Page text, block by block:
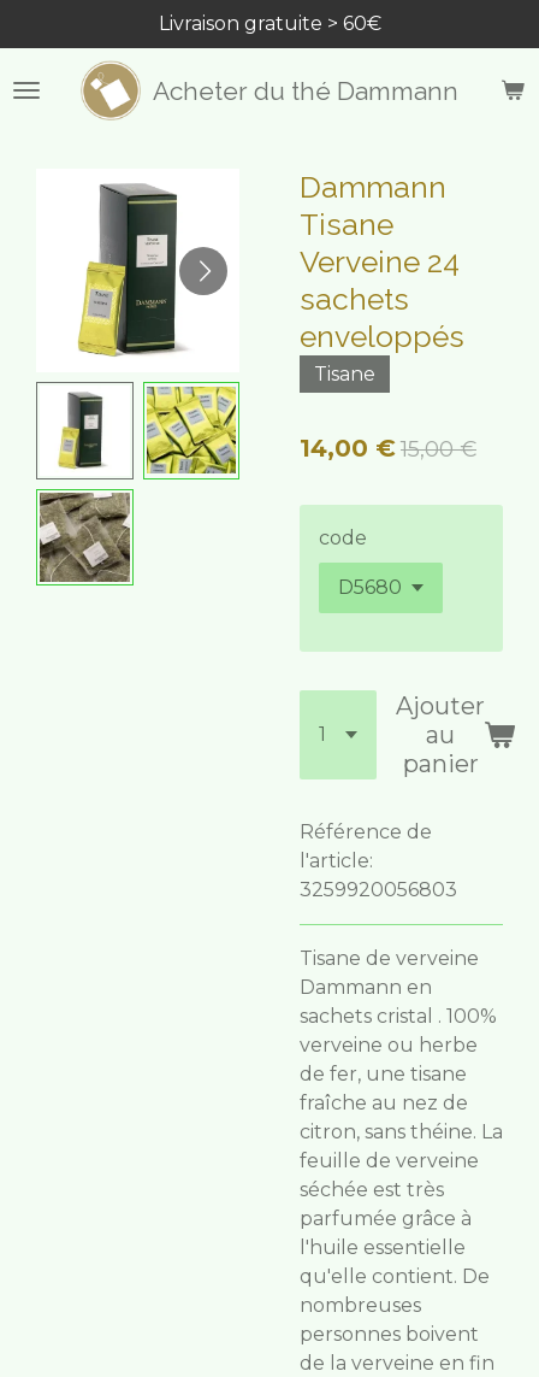
au
contenu
principal
Acheter du thé Dammann
Livraison gratuite > 60€
Dammann
Tisane
Verveine 24
sachets
enveloppés
Tisane
14,00 €15,00 €
code
Ajouter
au
panier
Référence de
l'article:
3259920056803
Tisane de verveine
Dammann en
sachets cristal . 100%
verveine ou herbe
de fer, une tisane
fraîche au nez de
citron, sans théine. La
feuille de verveine
séchée est très
parfumée grâce à
l'huile essentielle
qu'elle contient. De
nombreuses
personnes boivent
de la verveine en fin